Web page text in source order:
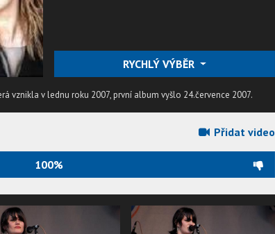
RYCHLÝ VÝBĚR
vznikla v lednu roku 2007, první album vyšlo 24.července 2007.
Přidat video
100%